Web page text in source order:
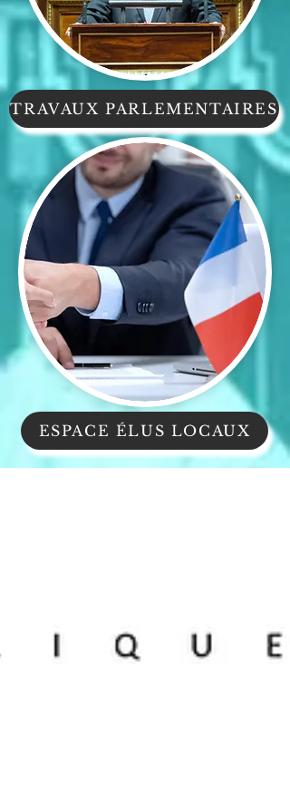
TRAVAUX PARLEMENTAIRES
ESPACE ÉLUS LOCAUX